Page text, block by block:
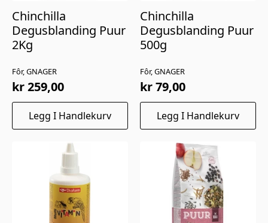
Fôr, GNAGER
Chinchilla
Degusblanding Puur
2Kg
kr259,00
Legg I Handlekurv
Fôr, GNAGER
Chinchilla
Degusblanding Puur
500g
kr79,00
Legg I Handlekurv